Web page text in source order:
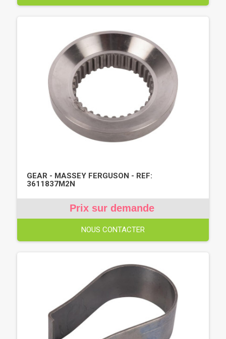
GEAR - MASSEY FERGUSON - REF:
3611837M2N
Prix sur demande
NOUS CONTACTER